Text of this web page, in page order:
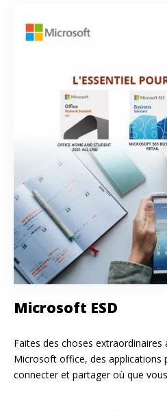
Microsoft ESD
Faites des choses
Microsoft office, des applications
connecter et partager où que